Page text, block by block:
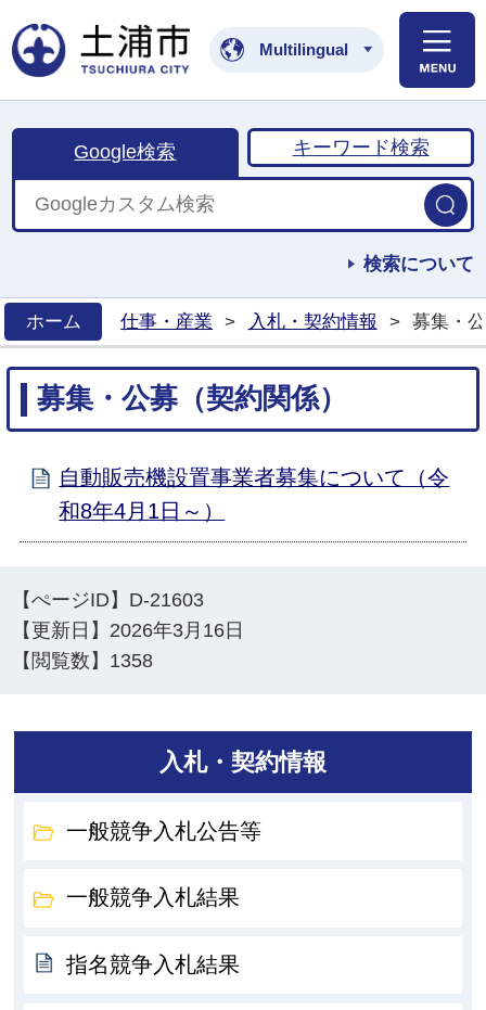
土浦市公式ホームペ
Multilingual
Google検索 キーワード検索
検索について
ホーム
仕事・産業 > 入札・契約情報 > 募集・
募集・公募（契約関係）
自動販売機設置事業者募集について（令
和8年4月1日～）
【ぺージID】 D-21603
【更新日】 2026年3月16日
【閲覧数】 1358
入札・契約情報
一般競争入札公告等
一般競争入札結果
指名競争入札結果